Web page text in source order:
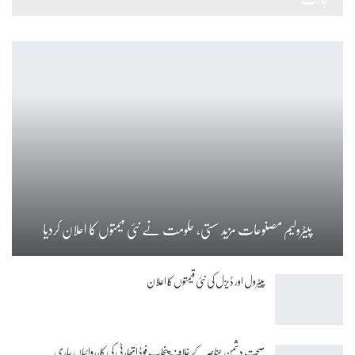
پیٹرولیم مصنوعات مزید سستی، حکومت نے نئی قیمتوں کا اعلان کردیا
پیٹرول اور ڈیزل کی نئی قیمتوں کا اعلان
صحت دشمن عناصر کے خلاف پنجاب فوڈ اتھارٹی کی کارروائیاں جاری